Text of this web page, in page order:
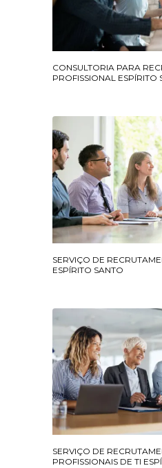
CONSULTORIA PARA
PROFISSIONAL ESPÍRITO
SERVIÇO DE
ESPÍRITO SANTO
SERVIÇO DE
PROFISSIONAIS DE TI